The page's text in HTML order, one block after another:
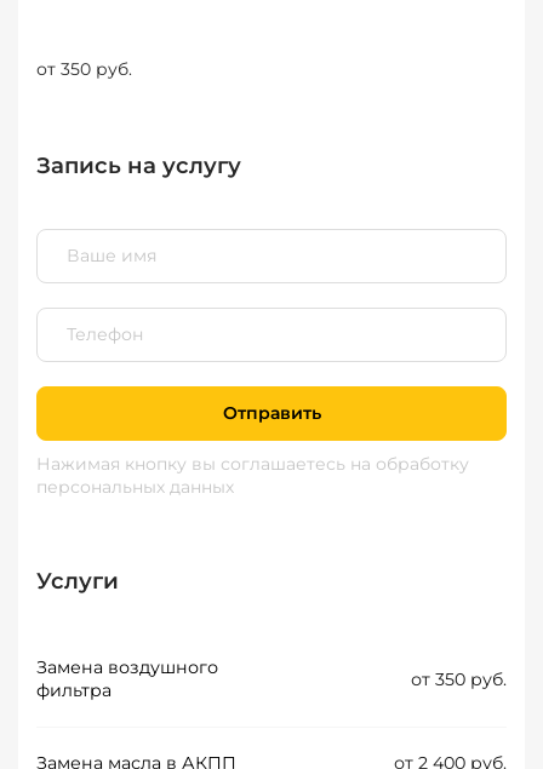
от 350 руб.
Запись на услугу
Отправить
Нажимая кнопку вы соглашаетесь на обработку
персональных данных
Услуги
Замена воздушного
фильтра
от 350 руб.
Замена масла в АКПП от 2 400 руб.